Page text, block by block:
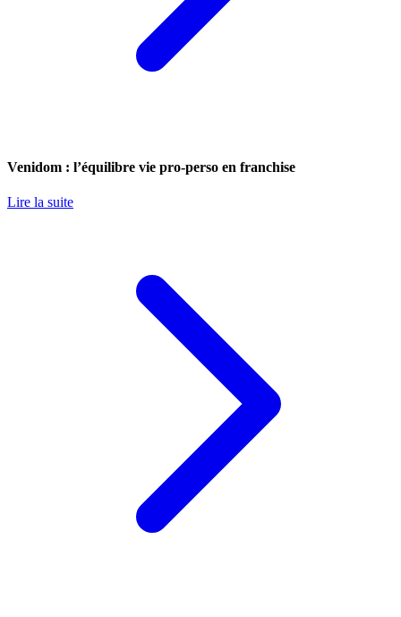
Venidom : l’équilibre vie pro-perso en franchise
Lire la suite